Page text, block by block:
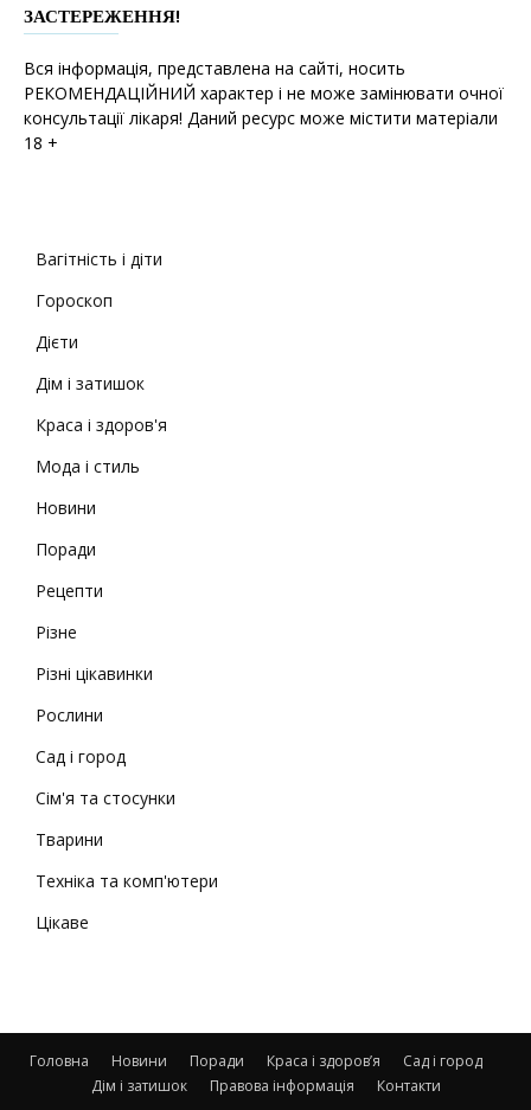
ЗАСТЕРЕЖЕННЯ!
Вся інформація, представлена на сайті, носить
РЕКОМЕНДАЦІЙНИЙ характер і не може замінювати очної
консультації лікаря! Даний ресурс може містити матеріали
18 +
Вагітність і діти
Гороскоп
Дієти
Дім і затишок
Краса і здоров'я
Мода і стиль
Новини
Поради
Рецепти
Різне
Різні цікавинки
Рослини
Сад і город
Сім'я та стосунки
Тварини
Техніка та комп'ютери
Цікаве
Головна Новини Поради Краса і здоров’я
Сад і город
Дім і затишок
Правова інформація Контакти